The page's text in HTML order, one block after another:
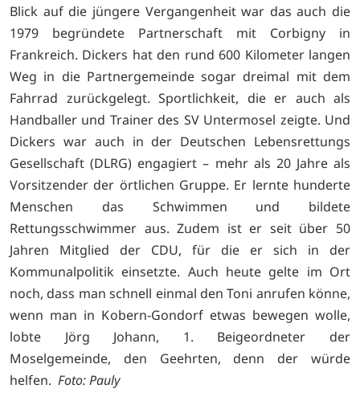
Blick auf die jüngere Vergangenheit war das auch die
1979 begründete Partnerschaft mit Corbigny in
Frankreich. Dickers hat den rund 600 Kilometer langen
Weg in die Partnergemeinde sogar dreimal mit dem
Fahrrad zurückgelegt. Sportlichkeit, die er auch als
Handballer und Trainer des SV Untermosel zeigte. Und
Dickers war auch in der Deutschen Lebensrettungs
Gesellschaft (DLRG) engagiert – mehr als 20 Jahre als
Vorsitzender der örtlichen Gruppe. Er lernte hunderte
Menschen das Schwimmen und bildete
Rettungsschwimmer aus. Zudem ist er seit über 50
Jahren Mitglied der CDU, für die er sich in der
Kommunalpolitik einsetzte. Auch heute gelte im Ort
noch, dass man schnell einmal den Toni anrufen könne,
wenn man in Kobern-Gondorf etwas bewegen wolle,
lobte Jörg Johann, 1. Beigeordneter der
Moselgemeinde, den Geehrten, denn der würde
helfen. Foto: Pauly